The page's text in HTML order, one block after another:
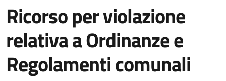
Ricorso per violazione
relativa a Ordinanze e
Regolamenti comunali